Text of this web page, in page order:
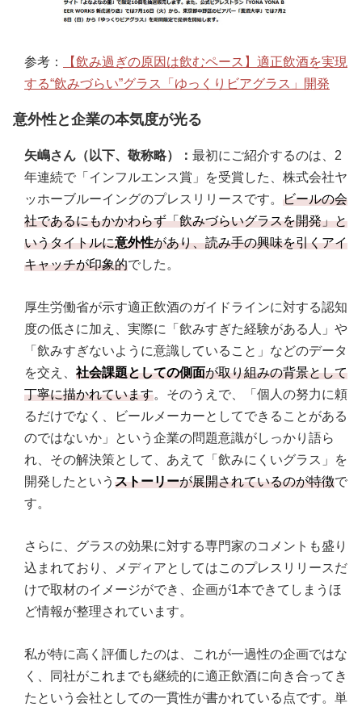
参考：
【飲み過ぎの原因は飲むペース】適正飲酒を実現
する“飲みづらい”グラス「ゆっくりビアグラス」開発
意外性と企業の本気度が光る
矢嶋さん（以下、敬称略）： 最初にご紹介するのは、2
年連続で「インフルエンス賞」を受賞した、株式会社ヤ
ッホーブルーイングのプレスリリースです。 ビールの会
社であるにもかかわらず「飲みづらいグラスを開発」と
いうタイトルに意外性があり、読み手の興味を引くアイ
キャッチが印象的でした。
厚生労働省が示す適正飲酒のガイドラインに対する認知
度の低さに加え、実際に「飲みすぎた経験がある人」や
「飲みすぎないように意識していること」などのデータ
を交え、 社会課題としての側面が取り組みの背景として
丁寧に描かれています。そのうえで、「個人の努力に頼
るだけでなく、ビールメーカーとしてできることがある
のではないか」という企業の問題意識がしっかり語ら
れ、その解決策として、あえて「飲みにくいグラス」を
開発したという ストーリーが展開されているのが特徴で
す。
さらに、グラスの効果に対する専門家のコメントも盛り
込まれており、メディアとしてはこのプレスリリースだ
けで取材のイメージができ、企画が1本できてしまうほ
ど情報が整理されています。
私が特に高く評価したのは、これが一過性の企画ではな
く、同社がこれまでも継続的に適正飲酒に向き合ってき
たという会社としての一貫性が書かれている点です。単